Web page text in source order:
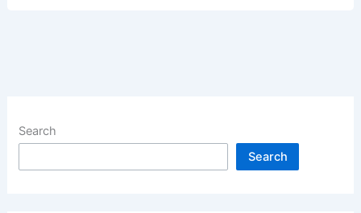
Search
Search